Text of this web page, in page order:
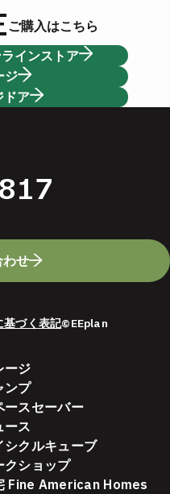
ご購入はこちら
インストア
ジ
ドア
せ
基づく表記©EEplan
ージ
ンプ
ースセーバー
ース
シクルキューブ
クショップ
Fine American Homes